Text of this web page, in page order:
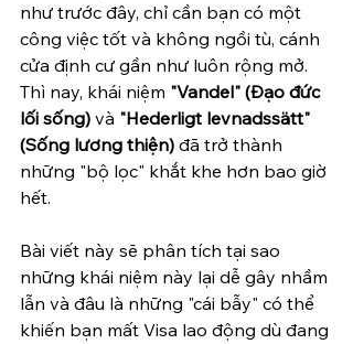
như trước đây, chỉ cần bạn có một
công việc tốt và không ngồi tù, cánh
cửa định cư gần như luôn rộng mở.
Thì nay, khái niệm "Vandel" (Đạo đức
lối sống) và "Hederligt levnadssätt"
(Sống lương thiện) đã trở thành
những "bộ lọc" khắt khe hơn bao giờ
hết.
Bài viết này sẽ phân tích tại sao
những khái niệm này lại dễ gây nhầm
lẫn và đâu là những "cái bẫy" có thể
khiến bạn mất Visa lao động dù đang